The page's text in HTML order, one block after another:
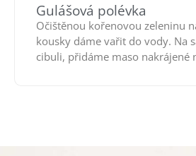
Gulášová polévka
Očištěnou kořenovou zeleninu
kousky dáme vařit do vody. Na
cibuli, přidáme maso nakrájené